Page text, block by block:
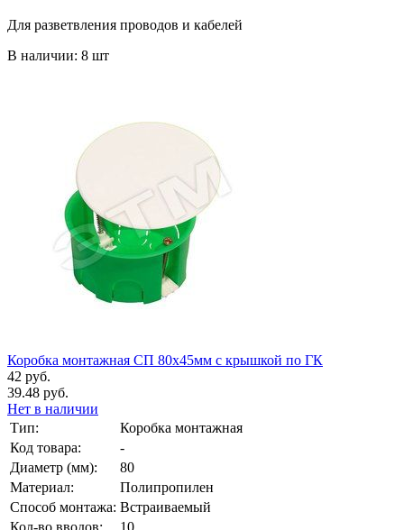
Для разветвления проводов и кабелей
В наличии: 8 шт
Коробка монтажная СП 80х45мм с крышкой по ГК
42 руб.
39.48 руб.
Нет в наличии
Тип:
Коробка монтажная
Код товара:
-
Диаметр (мм):
80
Материал:
Полипропилен
Способ монтажа: Встраиваемый
Кол-во вводов:
10